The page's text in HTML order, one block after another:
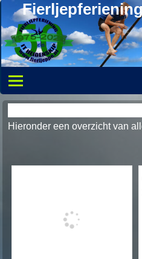
Hieronder een overzicht van